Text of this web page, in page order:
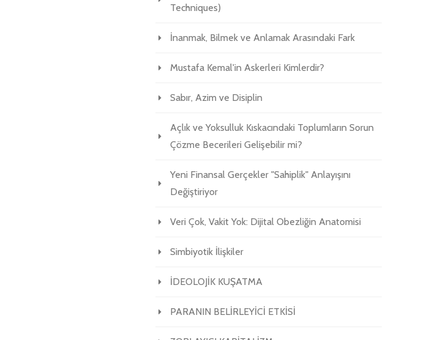
Techniques)
İnanmak, Bilmek ve Anlamak Arasındaki Fark
Mustafa Kemal'in Askerleri Kimlerdir?
Sabır, Azim ve Disiplin
Açlık ve Yoksulluk Kıskacındaki Toplumların Sorun
Çözme Becerileri Gelişebilir mi?
Yeni Finansal Gerçekler "Sahiplik" Anlayışını
Değiştiriyor
Veri Çok, Vakit Yok: Dijital Obezliğin Anatomisi
Simbiyotik İlişkiler
İDEOLOJİK KUŞATMA
PARANIN BELİRLEYİCİ ETKİSİ